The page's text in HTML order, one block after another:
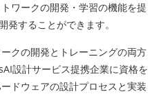
ワークの開発・学習の機能を提
発することができます。
クの開発とトレーニングの両方
設計サービス提携企業に資格を
ドウェアの設計プロセスと実装